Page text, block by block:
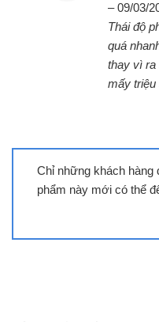
Bếp đôi điện từ
Mama
sao
– 09/03/
Thái độ
quá
thay vì ra
mấy triệu
Chỉ những khách hàng
phẩm này mới có thể